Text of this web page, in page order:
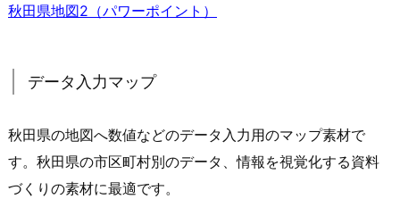
秋田県地図2（パワーポイント）
データ入力マップ
秋田県の地図へ数値などのデータ入力用のマップ素材で
す。秋田県の市区町村別のデータ、情報を視覚化する資料
づくりの素材に最適です。